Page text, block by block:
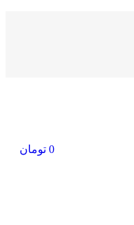
0 تومان